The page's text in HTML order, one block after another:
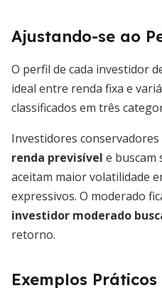
Ajustando-se ao
O perfil de cada investidor
ideal entre renda fixa e
classificados em três
Investidores
renda previsível e buscam
aceitam maior volatilidade
expressivos. O moderado
investidor moderado
retorno.
Exemplos